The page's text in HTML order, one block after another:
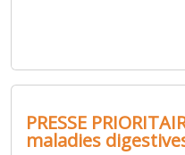
PRESSE
maladies